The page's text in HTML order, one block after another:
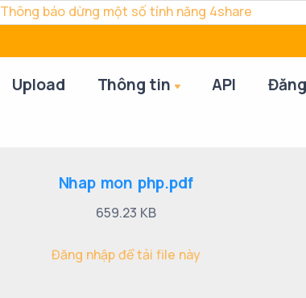
Thông báo dừng một số tính năng 4share
Upload Thông tin API
Nhap mon php.pdf
659.23 KB
Đăng nhập để tải file này